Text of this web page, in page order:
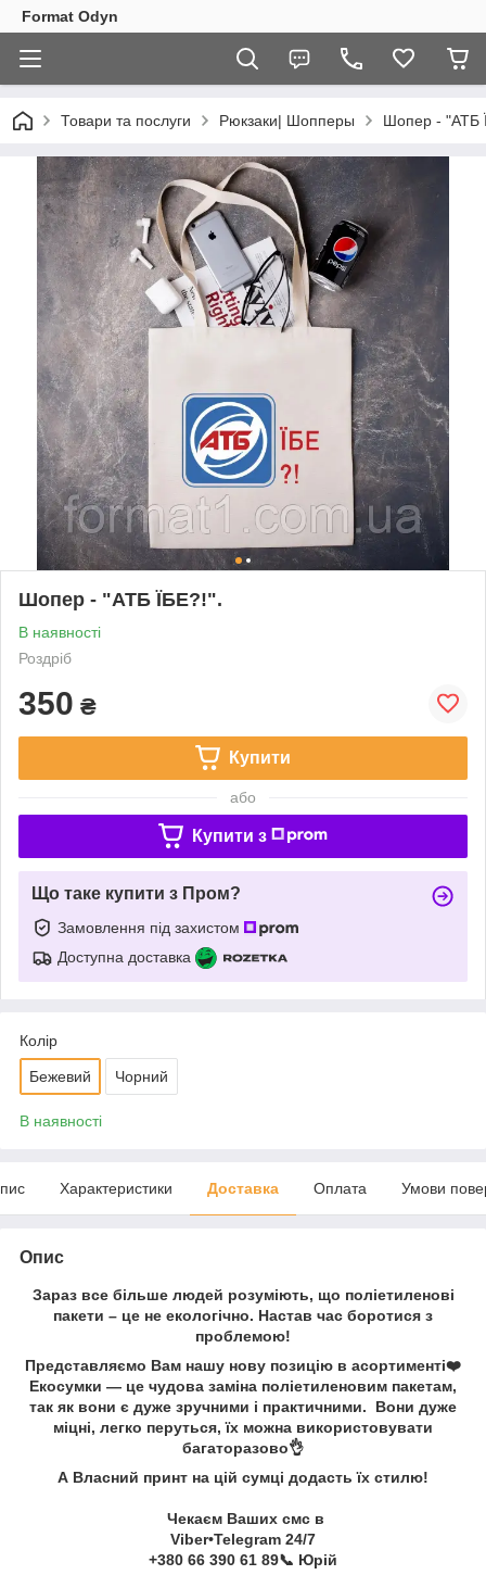
Format Odyn
Товари та послуги Рюкзаки| Шопперы Шопер - "АТБ
Шопер - "АТБ ЇБЕ?!".
В наявності
Роздріб
350 ₴
Купити
або
Купити з
Що таке купити з Пром?
Замовлення під захистом
Доступна доставка
Колір
Бежевий Чорний
В наявності
Характеристики Доставка Оплата Умови
Опис
Зараз все більше людей розуміють, що поліетиленові
пакети – це не екологічно. Настав час боротися з
проблемою!
Представляємо Вам нашу нову позицію в асортименті❤️
Екосумки — це чудова заміна поліетиленовим пакетам,
так як вони є дуже зручними і практичними. Вони дуже
міцні, легко перуться, їх можна використовувати
багаторазово👌
А Власний принт на цій сумці додасть їх стилю!
Чекаєм Ваших смс в
Viber•Telegram 24/7
+380 66 390 61 89📞 Юрій